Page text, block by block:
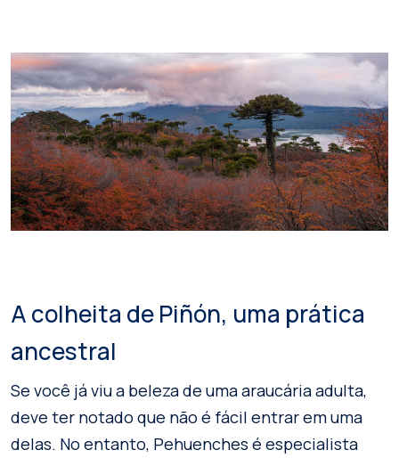
A colheita de Piñón, uma prática
ancestral
Se você já viu a beleza de uma araucária adulta,
deve ter notado que não é fácil entrar em uma
delas. No entanto, Pehuenches é especialista